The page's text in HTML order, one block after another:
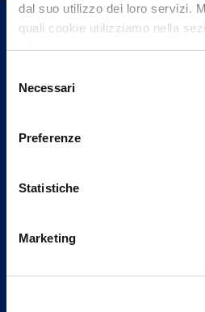
dal suo utilizzo dei loro servizi.
quali cookie utilizziamo nella
più su chi siamo, come può
può trovare nel footer del sito
delNecessari
Preferenze
Statistiche
Marketing
un nostro Agente.
Contattaci